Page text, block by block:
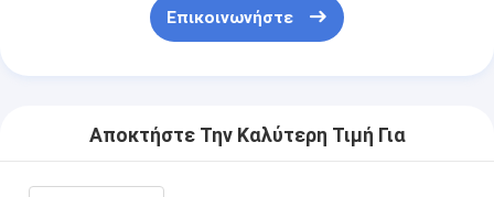
Επικοινωνήστε
Αποκτήστε Την Καλύτερη Τιμή Για